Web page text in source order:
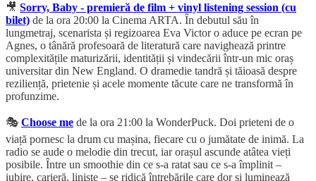
🎥 Sorry, Baby - premieră de film + vinyl listening session (cu
bilet) de la ora 20:00 la Cinema ARTA. În debutul său în
lungmetraj, scenarista și regizoarea Eva Victor o aduce pe ecran pe
Agnes, o tânără profesoară de literatură care navighează printre
complexitățile maturizării, identității și vindecării într-un mic oraș
universitar din New England. O dramedie tandră și tăioasă despre
reziliență, prietenie și acele momente tăcute care ne transformă în
profunzime.
🎭 Choose me de la ora 21:00 la WonderPuck. Doi prieteni de o
viață pornesc la drum cu mașina, fiecare cu o jumătate de inimă. La
radio se aude o melodie din trecut, iar orașul ascunde atâtea vieți
posibile. Între un smoothie din ce s-a ratat sau ce s-a împlinit –
iubire, carieră, liniște – se ridică întrebările care dor și luminează